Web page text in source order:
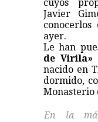
cuyos
Javier
ayer.
Le han
de Virila»
nacido en
dormido,
Monasterio
En la